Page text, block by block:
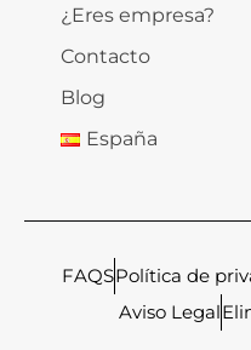
¿Eres empresa?
Contacto
Blog
España
FAQSPolítica de
Aviso Legal